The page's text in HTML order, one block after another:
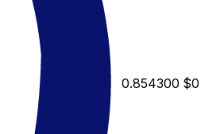
0.854300 $0